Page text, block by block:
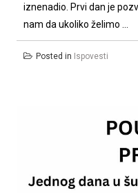
iznenadio. Prvi dan je
nam da ukoliko želimo ...
Posted in Ispovesti